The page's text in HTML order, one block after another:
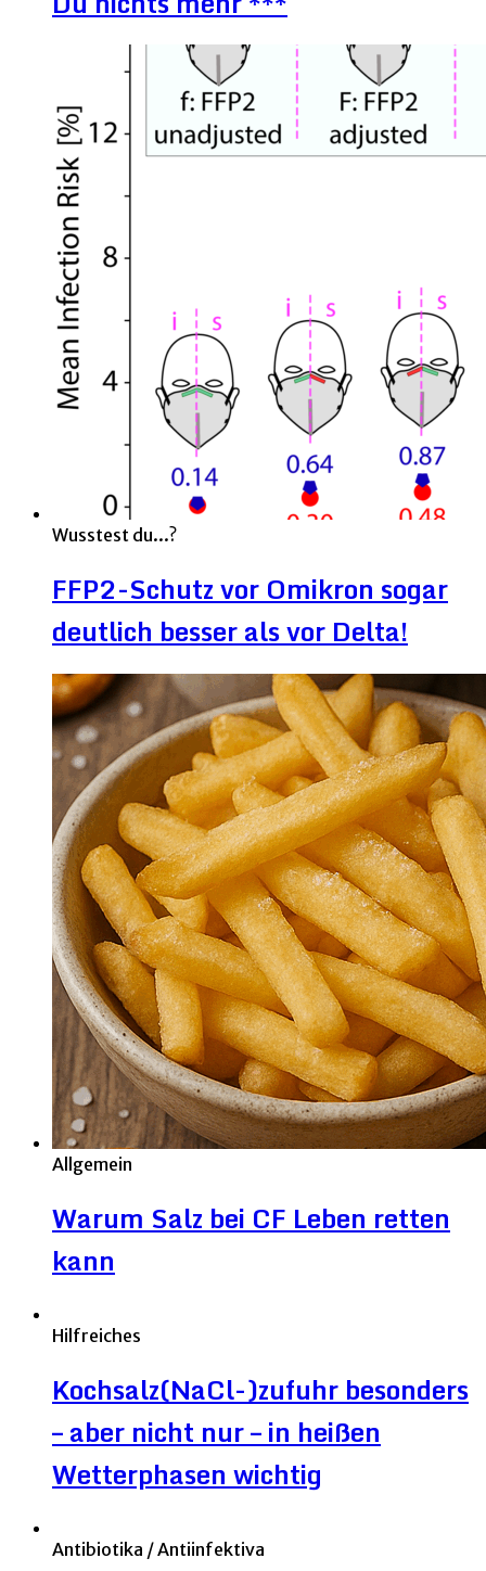
Wusstest du...?
FFP2-Schutz vor Omikron sogar
deutlich besser als vor Delta!
Allgemein
Warum Salz bei CF Leben retten
kann
Hilfreiches
Kochsalz(NaCl-)zufuhr besonders
– aber nicht nur – in heißen
Wetterphasen wichtig
Antibiotika / Antiinfektiva